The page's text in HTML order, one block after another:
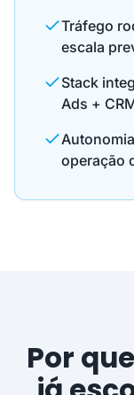
Tráfego
escala
Stack
Ads +
operação
Por que